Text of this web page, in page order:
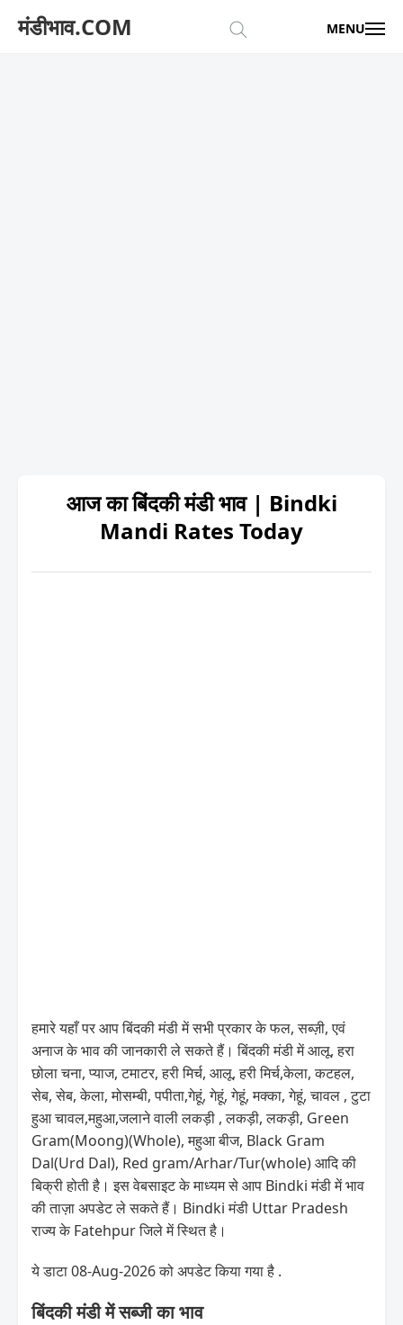
मंडीभाव.COM MENU
आज का बिंदकी मंडी भाव | Bindki
Mandi Rates Today
हमारे यहाँ पर आप बिंदकी मंडी में सभी प्रकार के फल, सब्ज़ी, एवं
अनाज के भाव की जानकारी ले सकते हैं। बिंदकी मंडी में आलू, हरा
छोला चना, प्याज, टमाटर, हरी मिर्च, आलू, हरी मिर्च,केला, कटहल,
सेब, सेब, केला, मोसम्बी, पपीता,गेहूं, गेहूं, गेहूं, मक्का, गेहूं, चावल , टुटा
हुआ चावल,महुआ,जलाने वाली लकड़ी , लकड़ी, लकड़ी, Green
Gram(Moong)(Whole), महुआ बीज, Black Gram
Dal(Urd Dal), Red gram/Arhar/Tur(whole) आदि की
बिक्री होती है। इस वेबसाइट के माध्यम से आप Bindki मंडी में भाव
की ताज़ा अपडेट ले सकते हैं। Bindki मंडी Uttar Pradesh
राज्य के Fatehpur जिले में स्थित है।
ये डाटा 08-Aug-2026 को अपडेट किया गया है .
बिंदकी मंडी में सब्जी का भाव